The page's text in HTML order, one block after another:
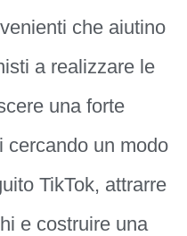
che aiutino
a realizzare le
una forte
cercando un modo
TikTok, attrarre
e costruire una